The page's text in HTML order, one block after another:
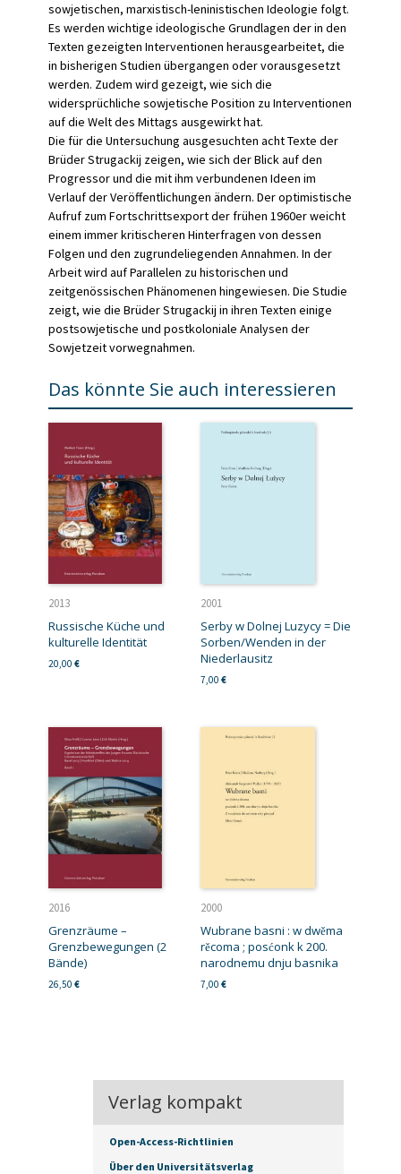
sowjetischen, marxistisch-leninistischen Ideologie folgt.
Es werden wichtige ideologische Grundlagen der in den
Texten gezeigten Interventionen herausgearbeitet, die
in bisherigen Studien übergangen oder vorausgesetzt
werden. Zudem wird gezeigt, wie sich die
widersprüchliche sowjetische Position zu Interventionen
auf die Welt des Mittags ausgewirkt hat.
Die für die Untersuchung ausgesuchten acht Texte der
Brüder Strugackij zeigen, wie sich der Blick auf den
Progressor und die mit ihm verbundenen Ideen im
Verlauf der Veröffentlichungen ändern. Der optimistische
Aufruf zum Fortschrittsexport der frühen 1960er weicht
einem immer kritischeren Hinterfragen von dessen
Folgen und den zugrundeliegenden Annahmen. In der
Arbeit wird auf Parallelen zu historischen und
zeitgenössischen Phänomenen hingewiesen. Die Studie
zeigt, wie die Brüder Strugackij in ihren Texten einige
postsowjetische und postkoloniale Analysen der
Sowjetzeit vorwegnahmen.
Das könnte Sie auch interessieren
2013
Russische Küche und
kulturelle Identität
20,00 €
2001
Serby w Dolnej Luzycy = Die
Sorben/Wenden in der
Niederlausitz
7,00 €
2016
Grenzräume –
Grenzbewegungen (2
Bände)
26,50 €
2000
Wubrane basni : w dwěma
rěcoma ; posćonk k 200.
narodnemu dnju basnika
7,00 €
Verlag kompakt
Open-Access-Richtlinien
Über den Universitätsverlag